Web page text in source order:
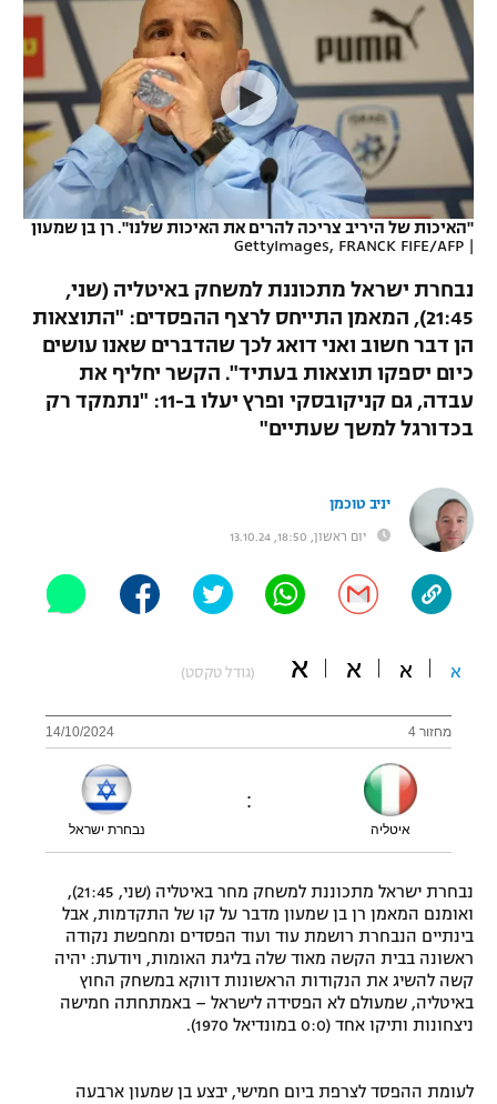
VOD
רץ ברשת
תוצאות
לוח שידורים
ברחבה
"מחצית בשכונה" – פודקאסט
משתתפים וזוכים בפרסים
תקנון משתתפים וזוכים בפרסים
תקנון עבור פעילות אלקטרה
תקנון עבור פעילות ספורט 1 – "מרלן"
טניס
גיימינג E-Sports
תנאי שימוש
מדיניות פרטיות
תקנון פעילות ספורט 1
רשיון להקרנה פומבית לבית עסק
נבחרת ישראל
מכבי חיפה
בית"ר ירושלים
מכבי תל אביב
הפועל תל אביב
הפועל חיפה
הפועל באר שבע
מכבי נתניה
ליגה ספרדית
ליגה איטלקית
ליגה צרפתית
ליגה הולנדית
ליגה סינית
ליגה ברזילאית
ליגות נוספות
כדורסל נשים
מכבי תל אביב
הפועל חולון
הפועל ירושלים
דני אבדיה
יורוליג
יורוקאפ
טניס
כדוריד
שחייה
אגרוף
ספורט אולימפי
UFC
היאבקות WWE
אופניים
ספורט מוטורי
ספורט אתגרי ואקסטרים
גיימינג E-Sports
"האיכות של היריב צריכה להרים את האיכות שלנו". רן בן שמעון
|
GettyImages, FRANCK FIFE/AFP
נבחרת ישראל מתכוננת למשחק באיטליה (שני,
21:45), המאמן התייחס לרצף ההפסדים: "התוצאות
הן דבר חשוב ואני דואג לכך שהדברים שאנו עושים
כיום יספקו תוצאות בעתיד". הקשר יחליף את
עבדה, גם קניקובסקי ופרץ יעלו ב-11: "נתמקד רק
בכדורגל למשך שעתיים"
יניב טוכמן
יום ראשון, 18:50, 13.10.24
א א א א (גודל טקסט)
מחזור 4 14/10/2024
איטליה
:
נבחרת ישראל
נבחרת ישראל מתכוננת למשחק מחר באיטליה (שני, 21:45),
ואומנם המאמן רן בן שמעון מדבר על קו של התקדמות, אבל
בינתיים הנבחרת רושמת עוד ועוד הפסדים ומחפשת נקודה
ראשונה בבית הקשה מאוד שלה בליגת האומות, ויודעת: יהיה
קשה להשיג את הנקודות הראשונות דווקא במשחק החוץ
באיטליה, שמעולם לא הפסידה לישראל – באמתחתה חמישה
ניצחונות ותיקו אחד (0:0 במונדיאל 1970).
לעומת ההפסד לצרפת ביום חמישי, יבצע בן שמעון ארבעה